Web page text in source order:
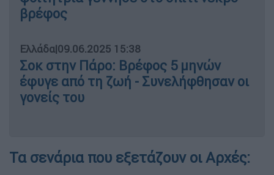
βρέφος
Ελλάδα|09.06.2025 15:38
Σοκ στην Πάρο: Βρέφος 5 μηνών
έφυγε από τη ζωή - Συνελήφθησαν οι
γονείς του
Τα σενάρια που εξετάζουν οι Αρχές: